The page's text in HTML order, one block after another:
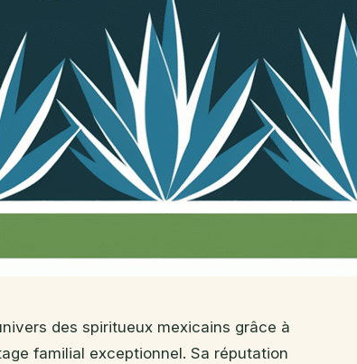
des spiritueux mexicains grâce à
familial exceptionnel. Sa réputation